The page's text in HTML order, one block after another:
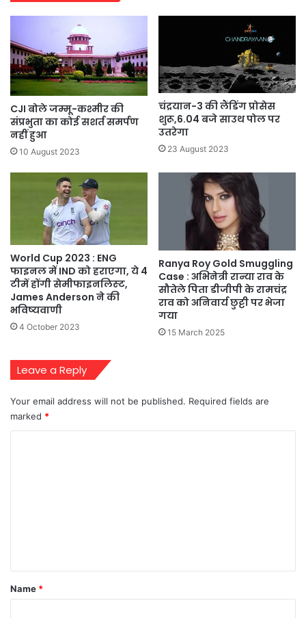
CJI बोले जम्मू-कश्मीर की
संप्रभुता का कोई सशर्त समर्पण
नहीं हुआ
10 August 2023
चंद्रयान-3 की लैंडिंग प्रोसेस
शुरू,6.04 बजे साउथ पोल पर
उतरेगा
23 August 2023
World Cup 2023 : ENG
फाइनल में IND को हराएगा, ये 4
टीमें होंगी सेमीफाइनलिस्‍ट,
James Anderson ने की
भविष्‍यवाणी
4 October 2023
Ranya Roy Gold Smuggling
Case : अभिनेत्री रान्या राव के
सौतेले पिता डीजीपी के रामचंद्र
राव को अनिवार्य छुट्टी पर भेजा
गया
15 March 2025
Leave a Reply
Your email address will not be published. Required fields are
marked *
*
Name *